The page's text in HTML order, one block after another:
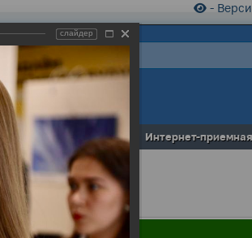
-
Открытый бюджет Интернет-приемная
слайдер